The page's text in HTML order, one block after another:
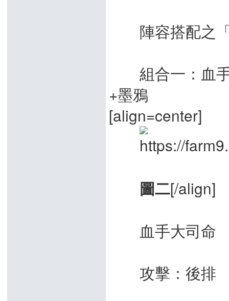
陣容搭配之「
組合一：血手
+墨鴉
[align=center]
圖二[/align]
血手大司命
攻擊：後排